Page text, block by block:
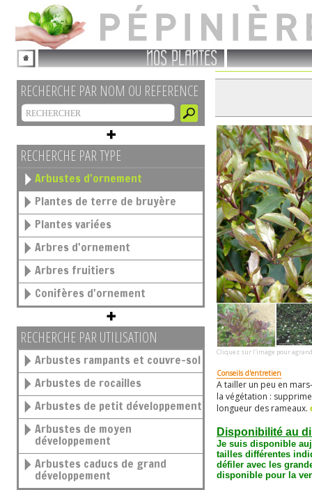
NOS PLANTES
RECHERCHE PAR NOM OU REFERENCE
RECHERCHE PAR TYPE
Arbustes d'ornement
Plantes de terre de bruyère
Plantes variées
Arbres d'ornement
Arbres fruitiers
Conifères d'ornement
RECHERCHE PAR UTILISATION
Arbustes rampants et couvre-sol
Arbustes de rocailles
Arbustes de petit développement
Arbustes de moyen
développement
Arbustes caducs de grand
développement
Cliquez sur l'image pour
Conseils d'entretien
A tailler un peu en
la végétation :
longueur des rameaux.
Disponibilité au
Je suis disponible
tailles différentes
défiler avec les
disponible pour la